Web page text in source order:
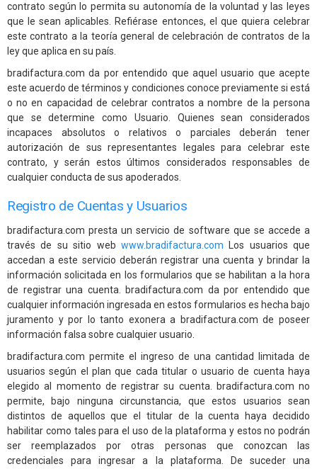
contrato según lo permita su autonomía de la voluntad y las leyes
que le sean aplicables. Refiérase entonces, el que quiera celebrar
este contrato a la teoría general de celebración de contratos de la
ley que aplica en su país.
bradifactura.com da por entendido que aquel usuario que acepte
este acuerdo de términos y condiciones conoce previamente si está
o no en capacidad de celebrar contratos a nombre de la persona
que se determine como Usuario. Quienes sean considerados
incapaces absolutos o relativos o parciales deberán tener
autorización de sus representantes legales para celebrar este
contrato, y serán estos últimos considerados responsables de
cualquier conducta de sus apoderados.
Registro de Cuentas y Usuarios
bradifactura.com presta un servicio de software que se accede a
través de su sitio web www.bradifactura.com Los usuarios que
accedan a este servicio deberán registrar una cuenta y brindar la
información solicitada en los formularios que se habilitan a la hora
de registrar una cuenta. bradifactura.com da por entendido que
cualquier información ingresada en estos formularios es hecha bajo
juramento y por lo tanto exonera a bradifactura.com de poseer
información falsa sobre cualquier usuario.
bradifactura.com permite el ingreso de una cantidad limitada de
usuarios según el plan que cada titular o usuario de cuenta haya
elegido al momento de registrar su cuenta. bradifactura.com no
permite, bajo ninguna circunstancia, que estos usuarios sean
distintos de aquellos que el titular de la cuenta haya decidido
habilitar como tales para el uso de la plataforma y estos no podrán
ser reemplazados por otras personas que conozcan las
credenciales para ingresar a la plataforma. De suceder una